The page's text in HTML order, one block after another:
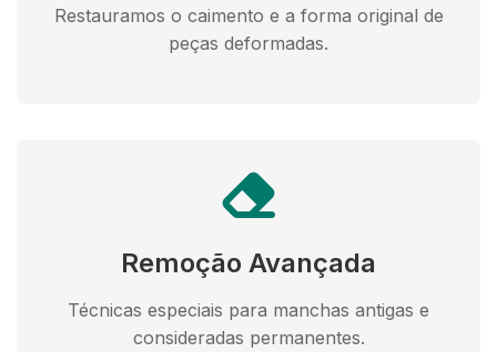
Restauramos o caimento e a forma original de
peças deformadas.
Remoção Avançada
Técnicas especiais para manchas antigas e
consideradas permanentes.